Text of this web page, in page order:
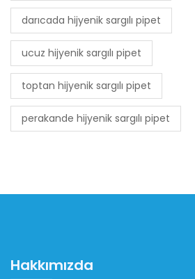
darıcada hijyenik sargılı pipet
ucuz hijyenik sargılı pipet
toptan hijyenik sargılı pipet
perakande hijyenik sargılı pipet
Hakkımızda